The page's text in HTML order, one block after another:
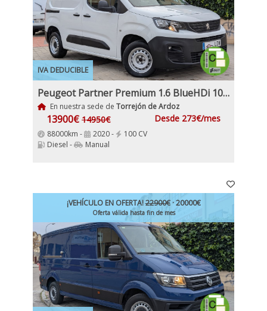
IVA DEDUCIBLE
Peugeot Partner Premium 1.6 BlueHDi 100Cv Etiqueta C IVA y Garantía Incl 3 Plazas
En nuestra sede de Torrejón de Ardoz
13900€ 14950€ Desde 273€/mes
88000km - 2020 -
100 CV
Diesel -
Manual
¡VEHÍCULO EN OFERTA!22900€· 20000€
Oferta válida hasta fin de mes